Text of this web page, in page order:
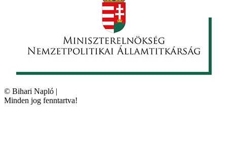
© Bihari Napló |
Minden jog fenntartva!